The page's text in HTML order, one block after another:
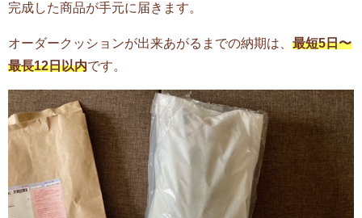
完成した商品が手元に届きます。
オーダークッションが出来あがるまでの納期は、 最短5日〜
最長12日以内です。